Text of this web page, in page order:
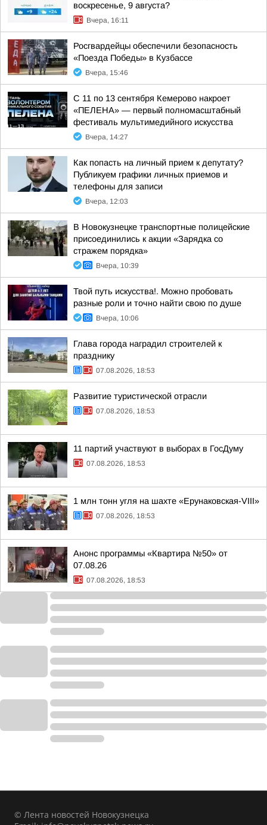
воскресенье, 9 августа?
Вчера, 16:11
Росгвардейцы обеспечили безопасность
«Поезда Победы» в Кузбассе
Вчера, 15:46
С 11 по 13 сентября Кемерово накроет
«ПЕЛЕНА» — первый полномасштабный
фестиваль мультимедийного искусства
Вчера, 14:27
Как попасть на личный прием к депутату?
Публикуем графики личных приемов и
телефоны для записи
Вчера, 12:03
В Новокузнецке транспортные полицейские
присоединились к акции «Зарядка со
стражем порядка»
Вчера, 10:39
Твой путь искусства!. Можно пробовать
разные роли и точно найти свою по душе
Вчера, 10:06
Глава города наградил строителей к
празднику
07.08.2026, 18:53
Развитие туристической отрасли
07.08.2026, 18:53
11 партий участвуют в выборах в ГосДуму
07.08.2026, 18:53
1 млн тонн угля на шахте «Ерунаковская-VIII»
07.08.2026, 18:53
Анонс программы «Квартира №50» от
07.08.26
07.08.2026, 18:53
© Лента новостей Новокузнецка